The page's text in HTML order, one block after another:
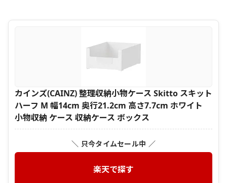
カインズ(CAINZ) 整理収納小物ケース Skitto スキット
ハーフ M 幅14cm 奥行21.2cm 高さ7.7cm ホワイト
小物収納 ケース 収納ケース ボックス
＼ 只今タイムセール中 ／
楽天で探す